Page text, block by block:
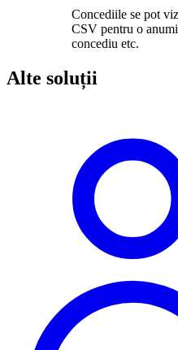
Concediile se pot
CSV pentru o
concediu etc.
Alte soluții